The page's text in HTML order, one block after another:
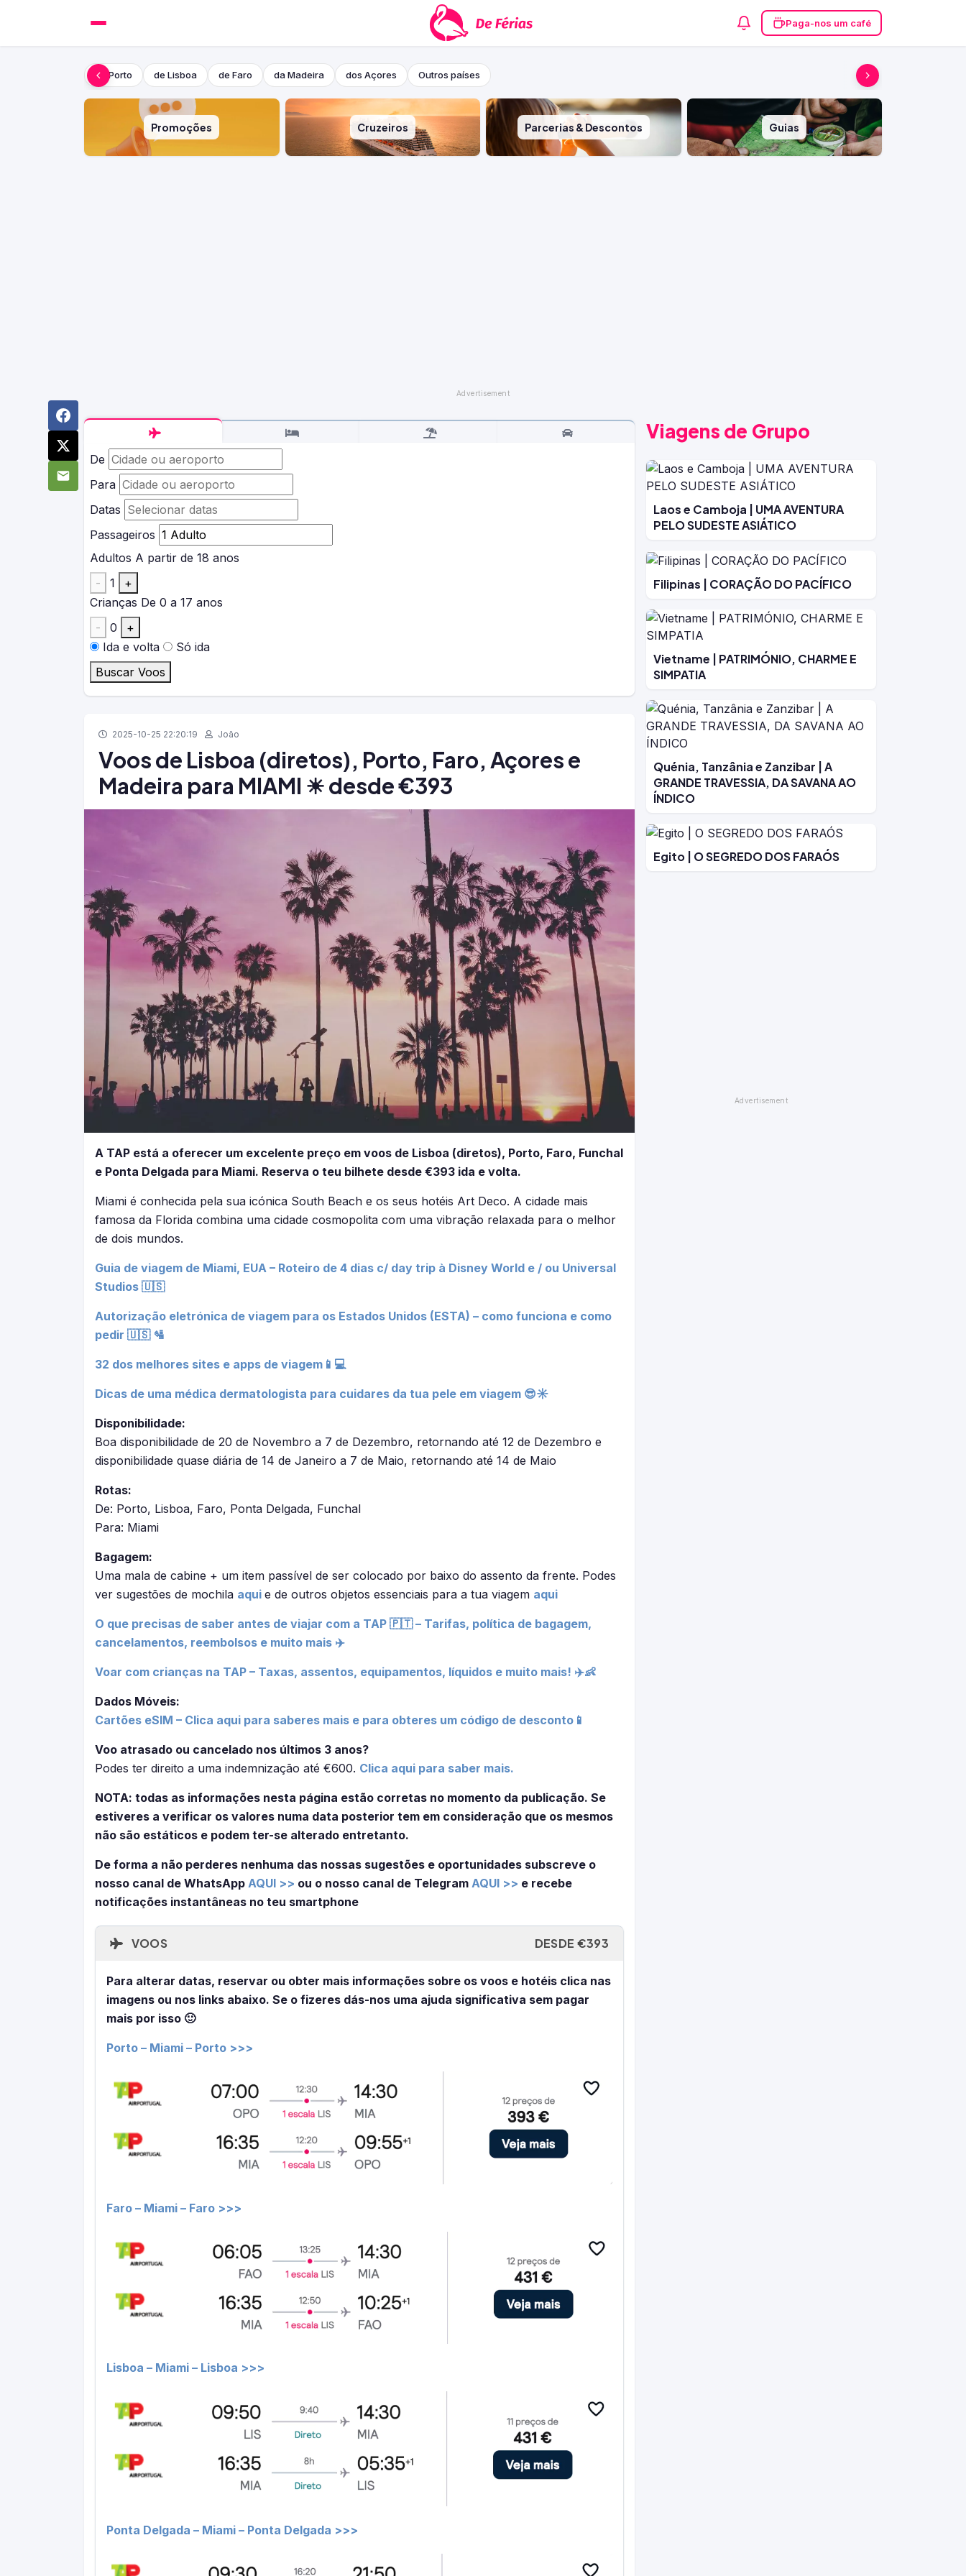
Paga-nos um café
do Porto de Lisboa de Faro da Madeira dos Açores Outros países
Promoções Cruzeiros Parcerias & Descontos Guias
De
Para
Datas
Passageiros
Adultos A partir de 18 anos
-
1
+
Crianças De 0 a 17 anos
-
0
+
Ida e volta
Só ida
Buscar Voos
2025-10-25 22:20:19 João
Voos de Lisboa (diretos), Porto, Faro, Açores e
Madeira para MIAMI ☀ desde €393
A TAP está a oferecer um excelente preço em voos de Lisboa (diretos), Porto, Faro, Funchal
e Ponta Delgada para Miami. Reserva o teu bilhete desde €393 ida e volta.
Miami é conhecida pela sua icónica South Beach e os seus hotéis Art Deco. A cidade mais
famosa da Florida combina uma cidade cosmopolita com uma vibração relaxada para o melhor
de dois mundos.
Guia de viagem de Miami, EUA – Roteiro de 4 dias c/ day trip à Disney World e / ou Universal
Studios 🇺🇸
Autorização eletrónica de viagem para os Estados Unidos (ESTA) – como funciona e como
pedir 🇺🇸 🛂
32 dos melhores sites e apps de viagem📱💻
Dicas de uma médica dermatologista para cuidares da tua pele em viagem 😎☀
Disponibilidade:
Boa disponibilidade de 20 de Novembro a 7 de Dezembro, retornando até 12 de Dezembro e
disponibilidade quase diária de 14 de Janeiro a 7 de Maio, retornando até 14 de Maio
Rotas:
De: Porto, Lisboa, Faro, Ponta Delgada, Funchal
Para: Miami
Bagagem:
Uma mala de cabine + um item passível de ser colocado por baixo do assento da frente. Podes
ver sugestões de mochila aqui e de outros objetos essenciais para a tua viagem aqui
O que precisas de saber antes de viajar com a TAP 🇵🇹 – Tarifas, política de bagagem,
cancelamentos, reembolsos e muito mais ✈️
Voar com crianças na TAP – Taxas, assentos, equipamentos, líquidos e muito mais! ✈️👶
Dados Móveis:
Cartões eSIM – Clica aqui para saberes mais e para obteres um código de desconto📱
Voo atrasado ou cancelado nos últimos 3 anos?
Podes ter direito a uma indemnização até €600. Clica aqui para saber mais.
NOTA: todas as informações nesta página estão corretas no momento da publicação. Se
estiveres a verificar os valores numa data posterior tem em consideração que os mesmos
não são estáticos e podem ter-se alterado entretanto.
De forma a não perderes nenhuma das nossas sugestões e oportunidades subscreve o
nosso canal de WhatsApp AQUI >> ou o nosso canal de Telegram AQUI >> e recebe
notificações instantâneas no teu smartphone
VOOS DESDE €393
Para alterar datas, reservar ou obter mais informações sobre os voos e hotéis clica nas
imagens ou nos links abaixo. Se o fizeres dás-nos uma ajuda significativa sem pagar
mais por isso 🙂
Porto – Miami – Porto >>>
Faro – Miami – Faro >>>
Lisboa – Miami – Lisboa >>>
Ponta Delgada – Miami – Ponta Delgada >>>
Viagens de Grupo
Laos e Camboja | UMA AVENTURA
PELO SUDESTE ASIÁTICO
Filipinas | CORAÇÃO DO PACÍFICO
Vietname | PATRIMÓNIO, CHARME E
SIMPATIA
Quénia, Tanzânia e Zanzibar | A
GRANDE TRAVESSIA, DA SAVANA AO
ÍNDICO
Egito | O SEGREDO DOS FARAÓS